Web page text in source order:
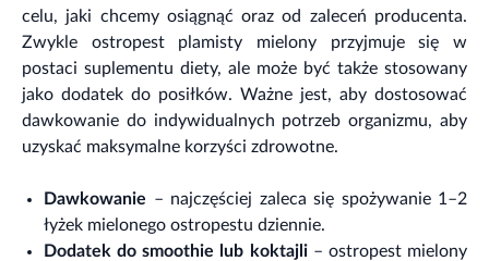
celu, jaki chcemy osiągnąć oraz od zaleceń producenta.
Zwykle ostropest plamisty mielony przyjmuje się w
postaci suplementu diety, ale może być także stosowany
jako dodatek do posiłków. Ważne jest, aby dostosować
dawkowanie do indywidualnych potrzeb organizmu, aby
uzyskać maksymalne korzyści zdrowotne.
Dawkowanie – najczęściej zaleca się spożywanie 1–2
łyżek mielonego ostropestu dziennie.
Dodatek do smoothie lub koktajli– ostropest mielony